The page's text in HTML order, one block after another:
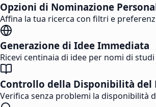
Opzioni di Nominazione
Affina la tua ricerca con filtri e
Generazione di Idee Immediata
Ricevi centinaia di idee per nomi di
Controllo della Disponibilità del
Verifica senza problemi la disponibilità